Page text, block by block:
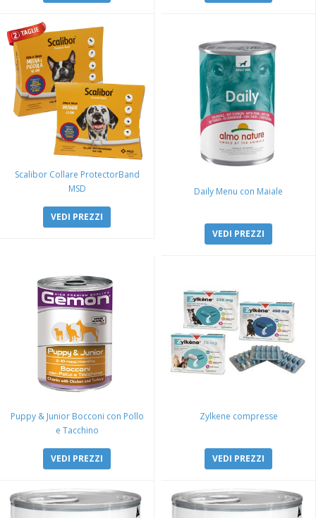
Scalibor Collare ProtectorBand
MSD
VEDI PREZZI
Daily Menu con Maiale
VEDI PREZZI
Puppy & Junior Bocconi con Pollo
e Tacchino
VEDI PREZZI
Zylkene compresse
VEDI PREZZI